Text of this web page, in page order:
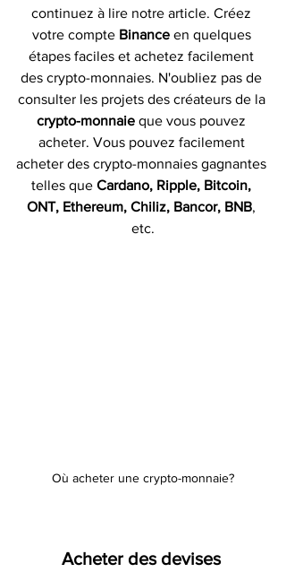
continuez à lire notre article. Créez
votre compte Binance en quelques
étapes faciles et achetez facilement
des crypto-monnaies. N'oubliez pas de
consulter les projets des créateurs de la
crypto-monnaie que vous pouvez
acheter. Vous pouvez facilement
acheter des crypto-monnaies gagnantes
telles que Cardano, Ripple, Bitcoin,
ONT, Ethereum, Chiliz, Bancor, BNB,
etc.
Où acheter une crypto-monnaie?
Acheter des devises